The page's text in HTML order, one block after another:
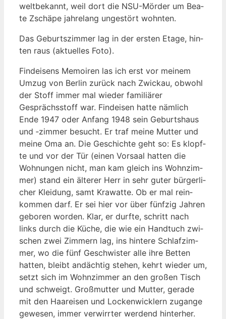
welt­be­kannt, weil dort die NSU-Mör­der um Bea­
te Zsch­ä­pe jah­re­lang unge­stört wohnten.
Das Geburts­zim­mer lag in der ers­ten Eta­ge, hin­
ten raus (aktu­el­les Foto).
Find­ei­sens Memoi­ren las ich erst vor mei­nem
Umzug von Ber­lin zurück nach Zwi­ckau, obwohl
der Stoff immer mal wie­der fami­liä­rer
Gesprächs­stoff war. Find­ei­sen hat­te näm­lich
Ende 1947 oder Anfang 1948 sein Geburts­haus
und ‑zim­mer besucht. Er traf mei­ne Mut­ter und
mei­ne Oma an. Die Geschich­te geht so: Es klopf­
te und vor der Tür (einen Vor­saal hat­ten die
Woh­nun­gen nicht, man kam gleich ins Wohn­zim­
mer) stand ein älte­rer Herr in sehr guter bür­ger­li­
cher Klei­dung, samt Kra­wat­te. Ob er mal rein­
kom­men darf. Er sei hier vor über fünf­zig Jah­ren
gebo­ren wor­den. Klar, er durf­te, schritt nach
links durch die Küche, die wie ein Hand­tuch zwi­
schen zwei Zim­mern lag, ins hin­te­re Schlaf­zim­
mer, wo die fünf Geschwis­ter alle ihre Bet­ten
hat­ten, bleibt andäch­tig ste­hen, kehrt wie­der um,
setzt sich im Wohn­zim­mer an den gro­ßen Tisch
und schweigt. Groß­mutter und Mut­ter, gera­de
mit den Haar­ei­sen und Locken­wick­lern zugan­ge
gewe­sen, immer ver­wirr­ter wer­dend hinterher.